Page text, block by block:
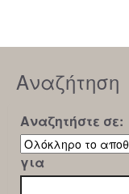
Αναζήτηση
Αναζητήστε σε:
για